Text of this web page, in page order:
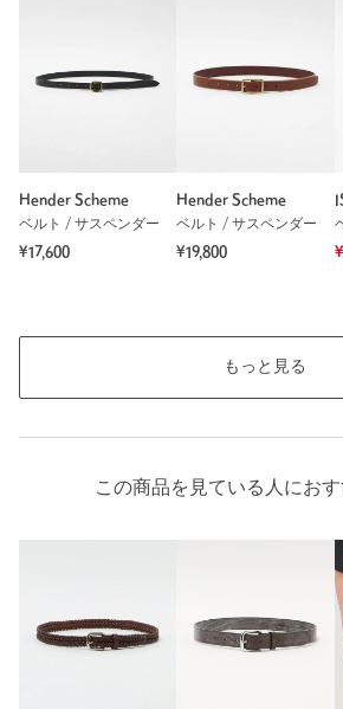
Hender Scheme
ベルト / サスペンダー
¥17,600
Hender Scheme
ベルト / サスペンダー
¥19,800
もっと見る
この商品を見ている人にお